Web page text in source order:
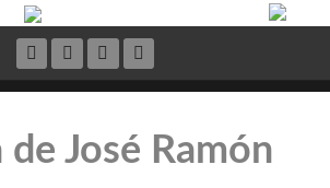
de José Ramón